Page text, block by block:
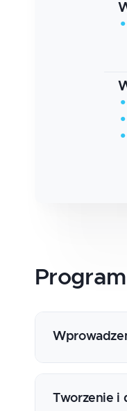
Program
Podstawy
Tworzenie i